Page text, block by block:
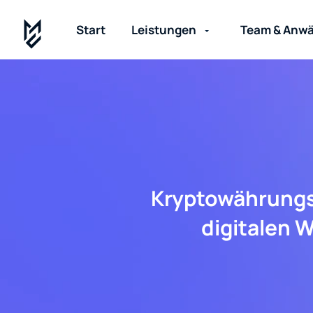
Start Leistungen Team &
digitalen